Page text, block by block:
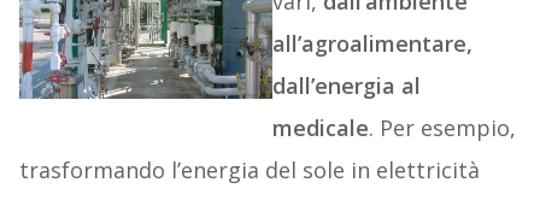
all’agroalimentare,
dall’energia al
medicale. Per esempio,
trasformando l’energia del sole in elettricità